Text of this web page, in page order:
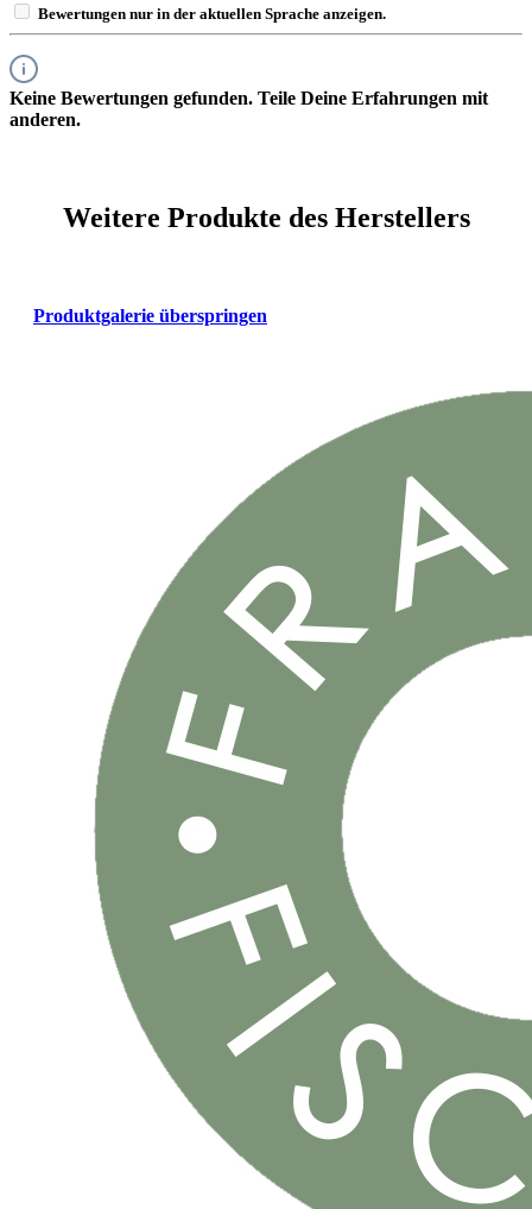
Bewertungen nur in der aktuellen Sprache anzeigen.
Keine Bewertungen gefunden. Teile Deine Erfahrungen mit
anderen.
Weitere Produkte des Herstellers
Produktgalerie überspringen